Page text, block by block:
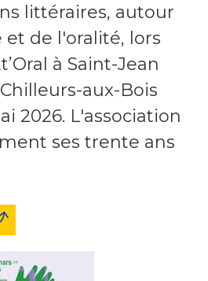
littéraires, autour
et de l'oralité, lors
à Saint-Jean
aux-Bois
2026. L'association
ses trente ans